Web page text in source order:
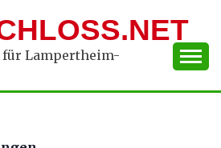
für Lampertheim-